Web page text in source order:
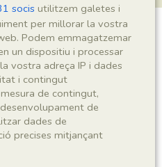
socis utilitzem galetes i
per millorar la vostra
Podem emmagatzemar
un dispositiu i processar
vostra adreça IP i dades
i contingut
de contingut,
de
dades de
precises mitjançant